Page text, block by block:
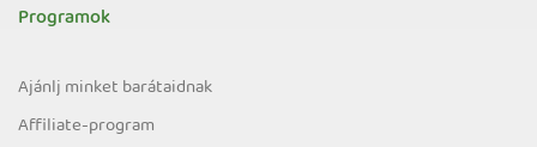
Programok
Ajánlj minket barátaidnak
Affiliate-program